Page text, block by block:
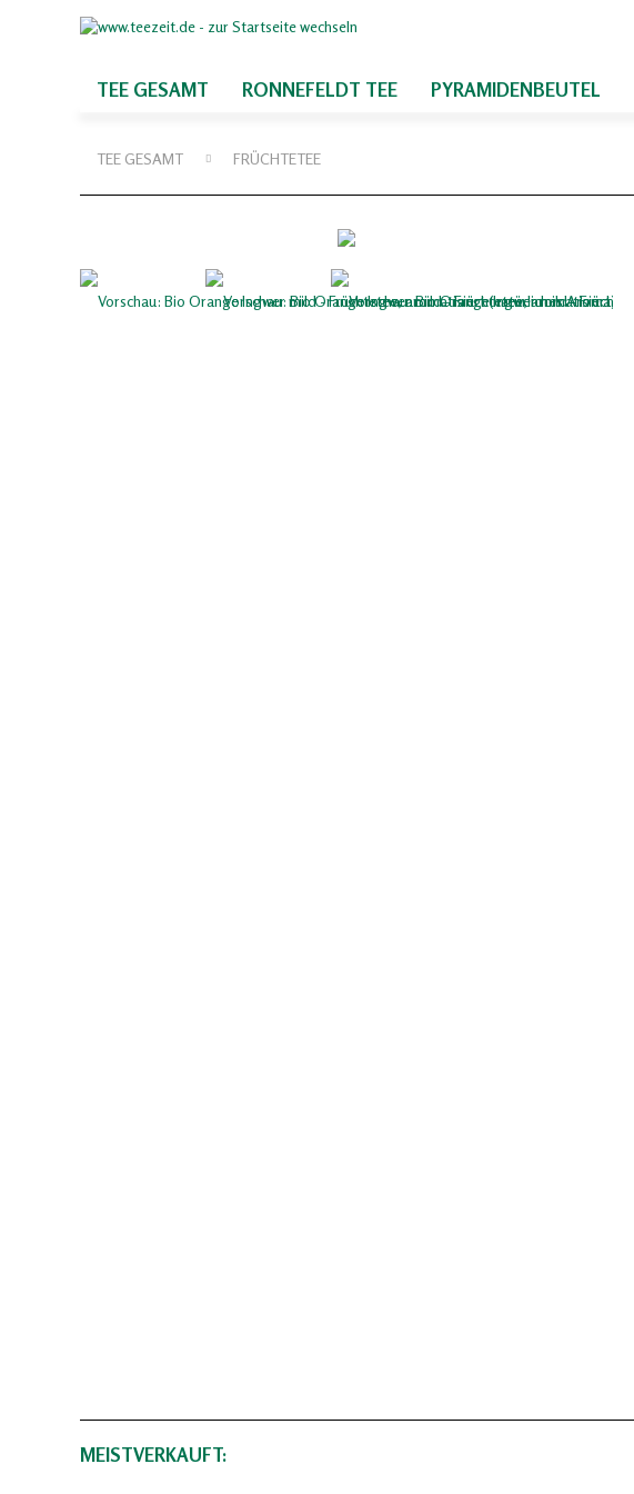
TEE GESAMT RONNEFELDT TEE PYRAMIDENBEUTEL
TEE GESAMT FRÜCHTETEE
MEISTVERKAUFT: